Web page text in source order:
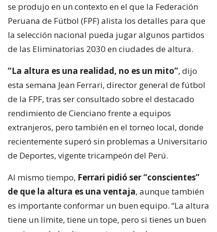
se produjo en un contexto en el que la Federación
Peruana de Fútbol (FPF) alista los detalles para que
la selección nacional pueda jugar algunos partidos
de las Eliminatorias 2030 en ciudades de altura.
“La altura es una realidad, no es un mito”, dijo
esta semana Jean Ferrari, director general de fútbol
de la FPF, tras ser consultado sobre el destacado
rendimiento de Cienciano frente a equipos
extranjeros, pero también en el torneo local, donde
recientemente superó sin problemas a Universitario
de Deportes, vigente tricampeón del Perú.
Al mismo tiempo, Ferrari pidió ser “conscientes”
de que la altura es una ventaja, aunque también
es importante conformar un buen equipo. “La altura
tiene un límite, tiene un tope, pero si tienes un buen